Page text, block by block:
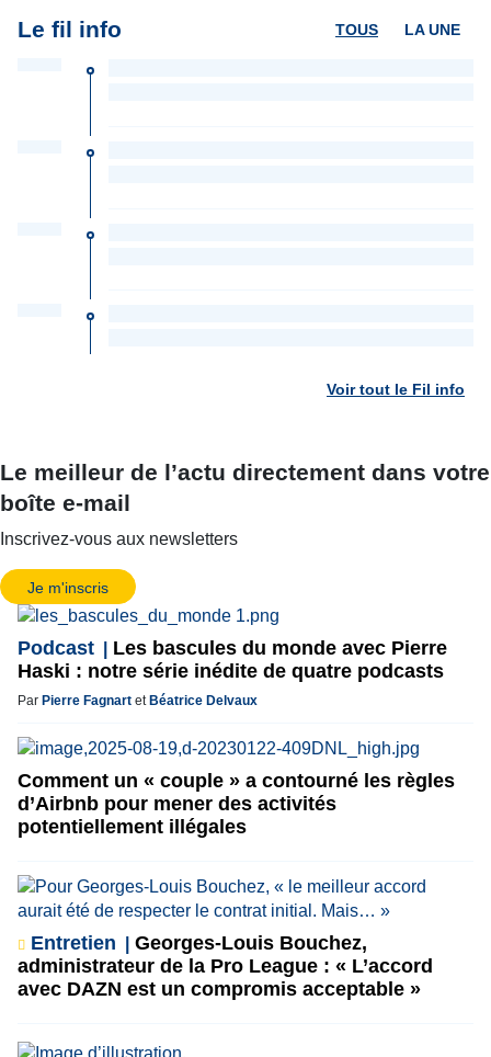
Le fil info LA UNE
TOUS
Voir tout le Fil info
Le meilleur de l’actu directement dans votre
boîte e-mail
Inscrivez-vous aux newsletters
Je m'inscris
Podcast
Les bascules du monde avec Pierre
Haski : notre série inédite de quatre podcasts
Par Pierre Fagnart et Béatrice Delvaux
Comment un « couple » a contourné les règles
d’Airbnb pour mener des activités
potentiellement illégales
Entretien
Georges-Louis Bouchez,
administrateur de la Pro League : « L’accord
avec DAZN est un compromis acceptable »